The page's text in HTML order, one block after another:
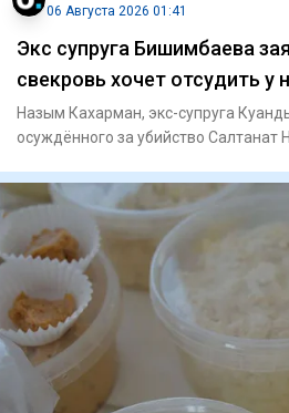
06 Августа 2026 01:41
Экс супруга Бишимбаева
свекровь хочет отсудить у
Назым Кахарман, экс-супруга
осуждённого за убийство Салтанат